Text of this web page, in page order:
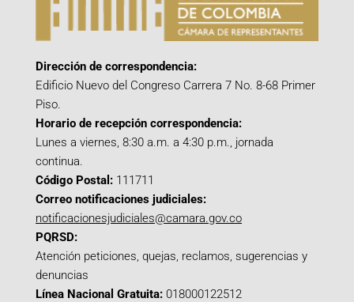
Dirección de correspondencia:
Edificio Nuevo del Congreso Carrera 7 No. 8-68 Primer
Piso.
Horario de recepción correspondencia:
Lunes a viernes, 8:30 a.m. a 4:30 p.m., jornada
continua.
Código Postal: 111711
Correo notificaciones judiciales:
notificacionesjudiciales@camara.gov.co
PQRSD:
Atención peticiones, quejas, reclamos, sugerencias y
denuncias
Línea Nacional Gratuita: 018000122512